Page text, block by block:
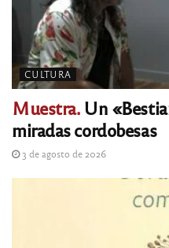
CULTURA
Muestra.Un
miradas cordobesas
3 de agosto de 2026